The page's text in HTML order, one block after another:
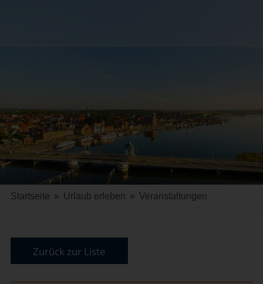
Startseite » Urlaub erleben » Veranstaltungen
Zurück zur Liste